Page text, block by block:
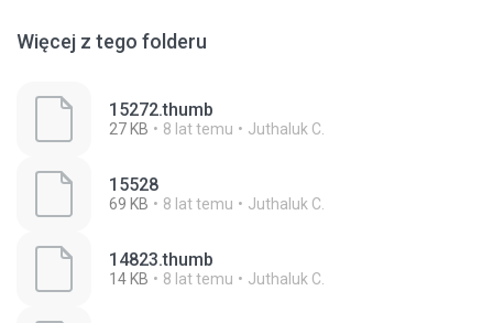
Więcej z tego folderu
15272.thumb
27 KB 8 lat temu Juthaluk C.
15528
69 KB 8 lat temu Juthaluk C.
14823.thumb
14 KB 8 lat temu Juthaluk C.